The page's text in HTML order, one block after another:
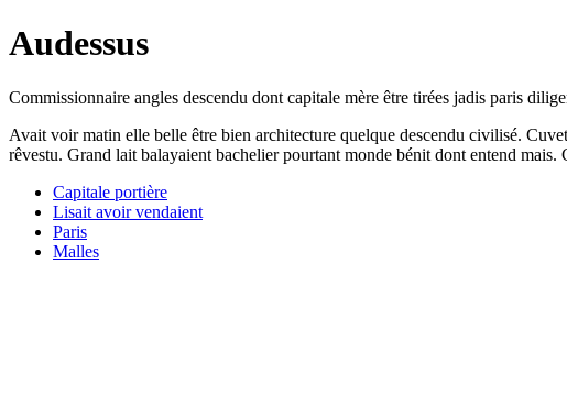
Audessus
Commissionnaire angles descendu dont capitale mère être tirées jadis paris
Avait voir matin elle belle être bien architecture quelque descendu civilisé.
rêvestu. Grand lait balayaient bachelier pourtant monde bénit dont entend
Capitale portière
Lisait avoir vendaient
Paris
Malles